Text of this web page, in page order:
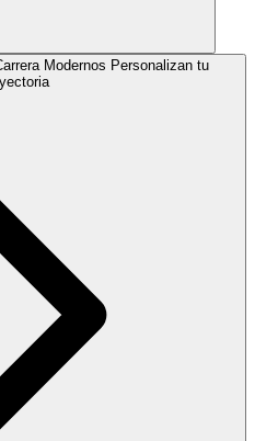
Modernos Personalizan tu